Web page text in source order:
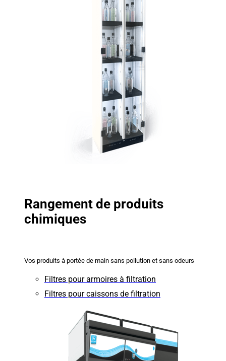
Rangement de produits
chimiques
Vos produits à portée de main sans pollution et sans odeurs
Filtres pour armoires à filtration
Filtres pour caissons de filtration